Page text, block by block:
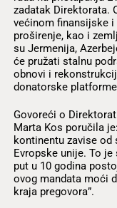
zadatak Direktorata.
većinom finansijske i
proširenje, kao i
su Jermenija,
će pružati stalnu
obnovi i
donatorske
Govoreći o
Marta Kos poručila
kontinentu zavise od
Evropske unije. To
put u 10 godina
ovog mandata moći
kraja pregovora”.